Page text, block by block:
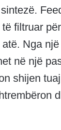
filtruar
Nga
në një
shijen